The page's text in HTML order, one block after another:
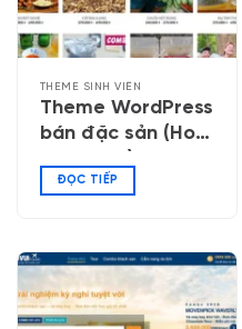
THEME SINH VIÊN
Theme WordPress
bán đặc sản (Hoa
ĐỌC TIẾP